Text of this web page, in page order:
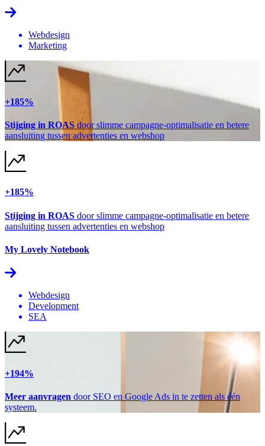
Webdesign
Marketing
+185%
Stijging in ROAS door slimme campagne-optimalisatie en betere
aansluiting tussen advertenties en webshop
+185%
Stijging in ROAS door slimme campagne-optimalisatie en betere
aansluiting tussen advertenties en webshop
My Lovely Notebook
Webdesign
Development
SEA
+194%
Meer aanvragen door SEO en Google Ads in te zetten als één
systeem.